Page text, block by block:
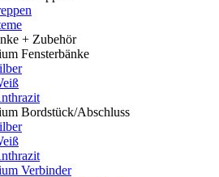
+ Zubehör
Fensterbänke
Bordstück/Abschluss
Verbinder